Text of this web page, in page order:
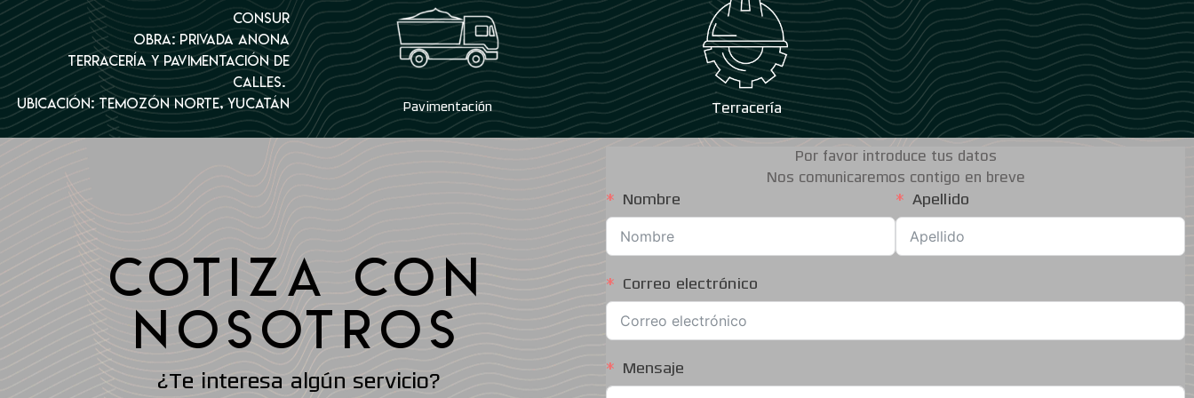
Consur
Obra: Privada Anona
Terracería y pavimentación de
calles.
Ubicación: Temozón Norte, Yucatán
Pavimentación Terracería
COTIZA CON
NOSOTROS
¿Te interesa algún servicio?
Por favor introduce tus datos
Nos comunicaremos contigo en breve
Nombre Apellido
Correo electrónico
Mensaje